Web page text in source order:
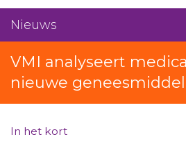
Projecten
Over IVM
Actueel
Contact
Nieuws
VMI analyseert
nieuwe
In het kort